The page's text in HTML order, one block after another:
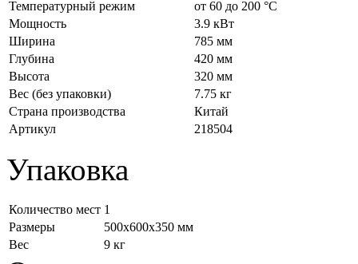
Температурный режим
от 60 до 200 °С
Мощность
3.9 кВт
Ширина
785 мм
Глубина
420 мм
Высота
320 мм
Вес (без упаковки)
7.75 кг
Страна производства
Китай
Артикул
218504
Упаковка
Количество мест 1
Размеры
500x600x350 мм
Вес
9 кг